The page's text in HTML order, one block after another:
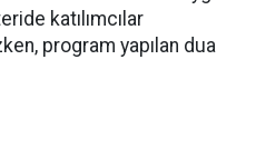
katılımcılar
program yapılan dua